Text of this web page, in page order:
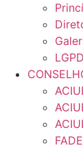
LGPD
FADE